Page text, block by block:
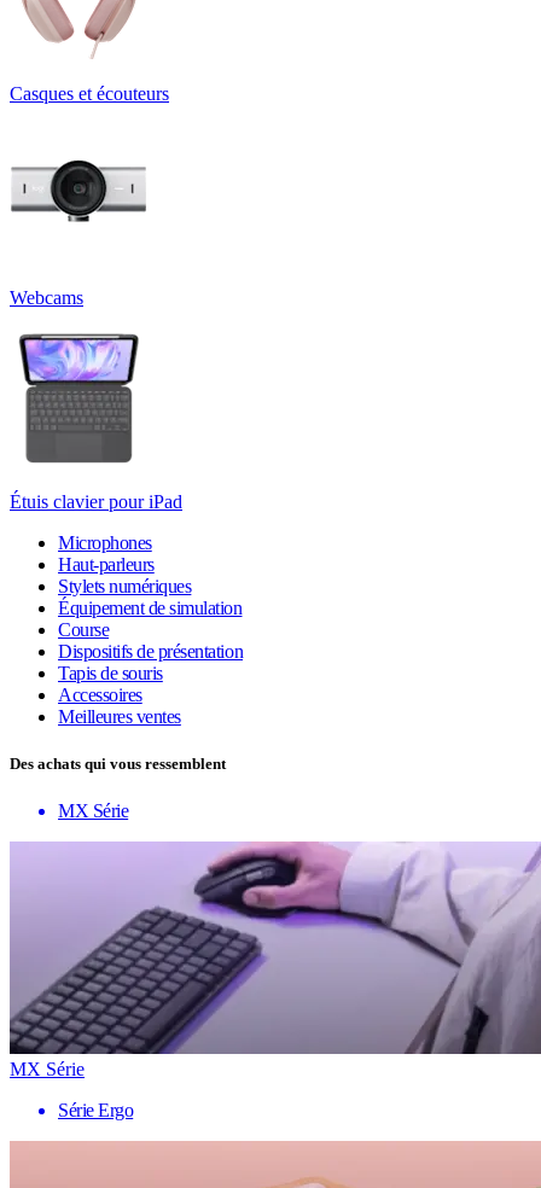
Casques et écouteurs
Webcams
Étuis clavier pour iPad
Microphones
Haut-parleurs
Stylets numériques
Équipement de simulation
Course
Dispositifs de présentation
Tapis de souris
Accessoires
Meilleures ventes
Des achats qui vous ressemblent
MX Série
MX Série
Série Ergo